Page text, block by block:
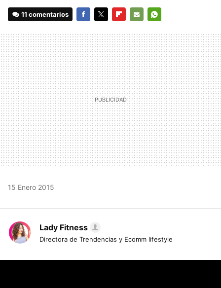
11 comentarios
MAIL
15 Enero 2015
Lady Fitness
Directora de Trendencias y Ecomm lifestyle